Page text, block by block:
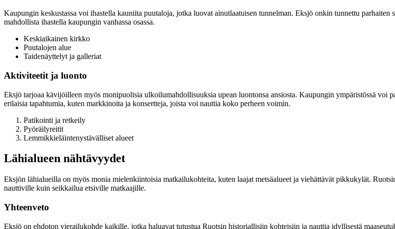
Kaupungin keskustassa voi ihastella kauniita puutaloja, jotka luovat ainutlaatuisen tunnelman. Eksjö onkin tunnettu
mahdollista ihastella kaupungin vanhassa osassa.
Keskiaikainen kirkko
Puutalojen alue
Taidenäyttelyt ja galleriat
Aktiviteetit ja luonto
Eksjö tarjoaa kävijöilleen myös monipuolisia ulkoilumahdollisuuksia upean luontonsa ansiosta. Kaupungin ympäristössä voi
erilaisia tapahtumia, kuten markkinoita ja konsertteja, joista voi nauttia koko perheen voimin.
Patikointi ja retkeily
Pyöräilyreitit
Lemmikkieläintenystävälliset alueet
Lähialueen nähtävyydet
Eksjön lähialueilla on myös monia mielenkiintoisia matkailukohteita, kuten laajat metsäalueet ja viehättävät pikkukylät.
nauttiville kuin seikkailua etsiville matkaajille.
Yhteenveto
Eksjö on ehdoton vierailukohde kaikille, jotka haluavat tutustua Ruotsin historiallisiin kohteisiin ja nauttia idyllisestä